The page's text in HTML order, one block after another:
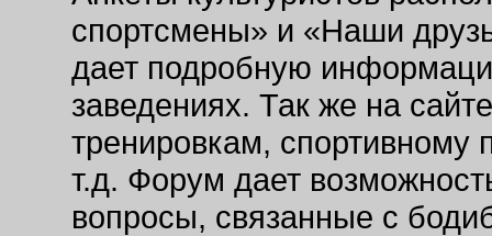
спортсмены» и «Наши
дает подробную
заведениях. Так же на
тренировкам, спортивному
т.д. Форум дает
вопросы, связанные с